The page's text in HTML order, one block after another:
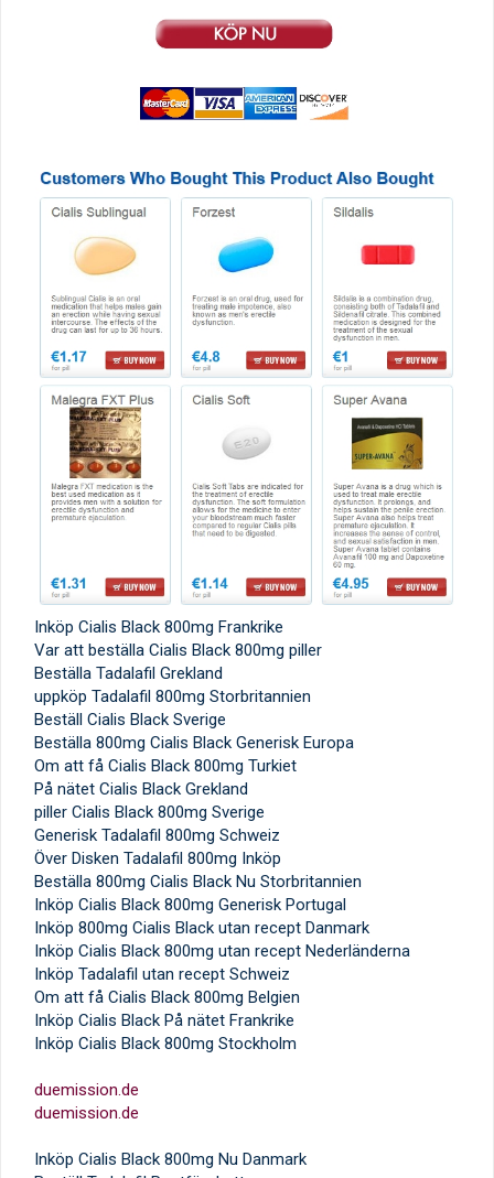
Inköp Cialis Black 800mg Frankrike
Var att beställa Cialis Black 800mg piller
Beställa Tadalafil Grekland
uppköp Tadalafil 800mg Storbritannien
Beställ Cialis Black Sverige
Beställa 800mg Cialis Black Generisk Europa
Om att få Cialis Black 800mg Turkiet
På nätet Cialis Black Grekland
piller Cialis Black 800mg Sverige
Generisk Tadalafil 800mg Schweiz
Över Disken Tadalafil 800mg Inköp
Beställa 800mg Cialis Black Nu Storbritannien
Inköp Cialis Black 800mg Generisk Portugal
Inköp 800mg Cialis Black utan recept Danmark
Inköp Cialis Black 800mg utan recept Nederländerna
Inköp Tadalafil utan recept Schweiz
Om att få Cialis Black 800mg Belgien
Inköp Cialis Black På nätet Frankrike
Inköp Cialis Black 800mg Stockholm
duemission.de
duemission.de
Inköp Cialis Black 800mg Nu Danmark